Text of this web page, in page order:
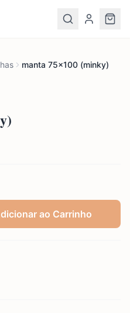
manta 75x100 (minky)
ao Carrinho